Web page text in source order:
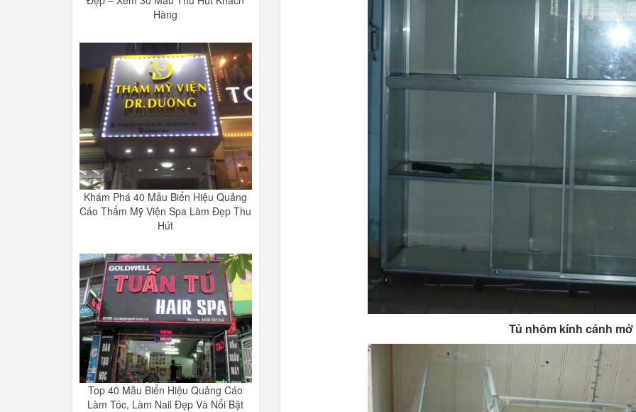
Hàng
Khám Phá 40 Mẫu Biển Hiệu Quảng
Cáo Thẩm Mỹ Viện Spa Làm Đẹp Thu
Hút
Top 40 Mẫu Biển Hiệu Quảng Cáo
Làm Tóc, Làm Nail Đẹp Và Nổi Bật
Tủ nhôm kính cánh mở